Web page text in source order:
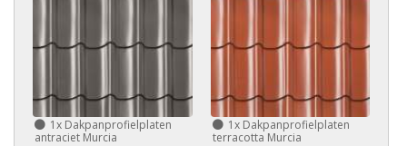
1x Dakpanprofielplaten
antraciet Murcia
1xDakpanprofielplaten
terracotta Murcia